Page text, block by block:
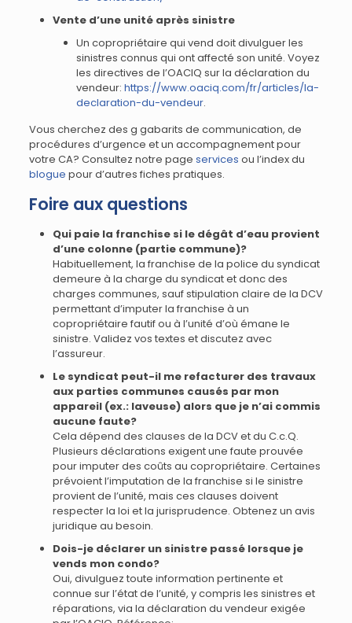
Vente d’une unité après sinistre
Un copropriétaire qui vend doit divulguer les
sinistres connus qui ont affecté son unité. Voyez
les directives de l’OACIQ sur la déclaration du
vendeur: https://www.oaciq.com/fr/articles/la-
declaration-du-vendeur.
Vous cherchez des g gabarits de communication, de
procédures d’urgence et un accompagnement pour
votre CA? Consultez notre page services ou l’index du
blogue pour d’autres fiches pratiques.
Foire aux questions
Qui paie la franchise si le dégât d’eau provient
d’une colonne (partie commune)?
Habituellement, la franchise de la police du syndicat
demeure à la charge du syndicat et donc des
charges communes, sauf stipulation claire de la DCV
permettant d’imputer la franchise à un
copropriétaire fautif ou à l’unité d’où émane le
sinistre. Validez vos textes et discutez avec
l’assureur.
Le syndicat peut-il me refacturer des travaux
aux parties communes causés par mon
appareil (ex.: laveuse) alors que je n’ai commis
aucune faute?
Cela dépend des clauses de la DCV et du C.c.Q.
Plusieurs déclarations exigent une faute prouvée
pour imputer des coûts au copropriétaire. Certaines
prévoient l’imputation de la franchise si le sinistre
provient de l’unité, mais ces clauses doivent
respecter la loi et la jurisprudence. Obtenez un avis
juridique au besoin.
Dois-je déclarer un sinistre passé lorsque je
vends mon condo?
Oui, divulguez toute information pertinente et
connue sur l’état de l’unité, y compris les sinistres et
réparations, via la déclaration du vendeur exigée